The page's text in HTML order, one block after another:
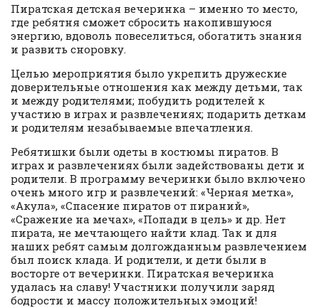
Пиратская детская вечеринка – именно то место,
где ребятня сможет сбросить накопившуюся
энергию, вдоволь повеселиться, обогатить знания
и развить сноровку.
Целью мероприятия было укрепить дружеские
доверительные отношения как между детьми, так
и между родителями; побудить родителей к
участию в играх и развлечениях; подарить деткам
и родителям незабываемые впечатления.
Ребятишки были одеты в костюмы пиратов. В
играх и развлечениях были задействованы дети и
родители. В программу вечеринки было включено
очень много игр и развлечений: «Черная метка»,
«Акула», «Спасение пиратов от пираний»,
«Сражение на мечах», «Попади в цель» и др. Нет
пирата, не мечтающего найти клад. Так и для
наших ребят самым долгожданным развлечением
был поиск клада. И родители, и дети были в
восторге от вечеринки. Пиратская вечеринка
удалась на славу! Участники получили заряд
бодрости и массу положительных эмоций!